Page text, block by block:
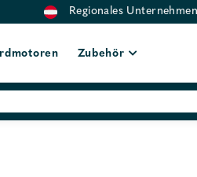
Regionales Unternehmen
Zubehör